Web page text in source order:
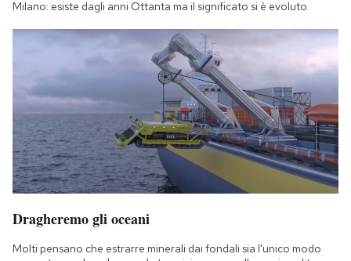
Milano: esiste dagli anni Ottanta ma il significato si è evoluto
Dragheremo gli oceani
Molti pensano che estrarre minerali dai fondali sia l'unico modo